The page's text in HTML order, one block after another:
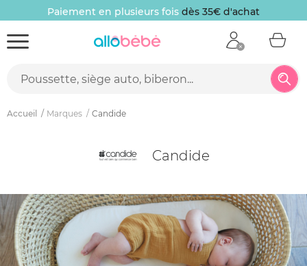
Paiement en plusieurs fois dès 35€ d'achat
Accueil Marques Candide
Candide